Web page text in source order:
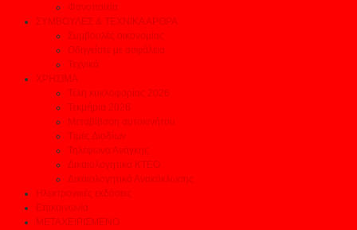
Φανοποιεία
ΣΥΜΒΟΥΛΕΣ & ΤΕΧΝΙΚΑ ΑΡΘΡΑ
Συμβουλές οικονομίας
Οδηγείστε με ασφάλεια
Τεχνικά
ΧΡΗΣΙΜΑ
Τέλη κυκλοφορίας 2026
Τεκμήρια 2026
Μεταβίβαση αυτοκινήτου
Τιμές Διοδίων
Τηλέφωνα Ανάγκης
Δικαιολογητικά ΚΤΕΟ
Δικαιολογητικά Ανακύκλωσης
Ηλεκτρονικές εκδόσεις
Επικοινωνία
ΜΕΤΑΧΕΙΡΙΣΜΕΝΟ